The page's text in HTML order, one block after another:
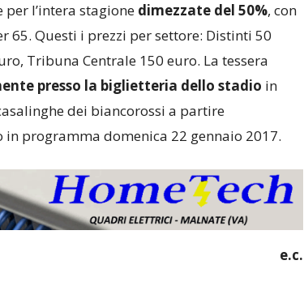
l’intera stagione dimezzate del 50%, con
65. Questi i prezzi per settore: Distinti 50
Tribuna Centrale 150 euro. La tessera
presso la biglietteria dello stadio in
dei biancorossi a partire
in programma domenica 22 gennaio 2017.
e.c.